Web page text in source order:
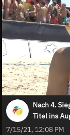
Nach 4.
Titel ins
7/15/21, 12:08 PM